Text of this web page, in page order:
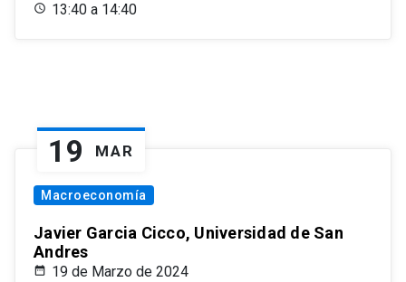
13:40 a 14:40
19 MAR
Macroeconomía
Javier Garcia Cicco, Universidad de San
Andres
19 de Marzo de 2024